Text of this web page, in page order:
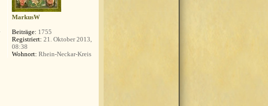
MarkusW
Beiträge: 1755
Registriert: 21. Oktober 2013,
08:38
Wohnort: Rhein-Neckar-Kreis